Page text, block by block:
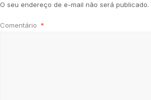
O seu endereço de e-mail não será publicado.
Comentário *